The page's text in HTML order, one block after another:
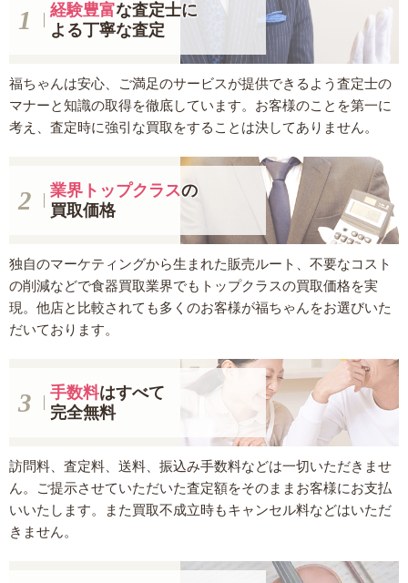
経験豊富な査定士に
よる丁寧な査定
福ちゃんは安心、ご満足のサービスが提供できるよう査定士の
マナーと知識の取得を徹底しています。お客様のことを第一に
考え、査定時に強引な買取をすることは決してありません。
業界トップクラスの
買取価格
独自のマーケティングから生まれた販売ルート、不要なコスト
の削減などで食器買取業界でもトップクラスの買取価格を実
現。他店と比較されても多くのお客様が福ちゃんをお選びいた
だいております。
手数料はすべて
完全無料
訪問料、査定料、送料、振込み手数料などは一切いただきませ
ん。ご提示させていただいた査定額をそのままお客様にお支払
いいたします。また買取不成立時もキャンセル料などはいただ
きません。